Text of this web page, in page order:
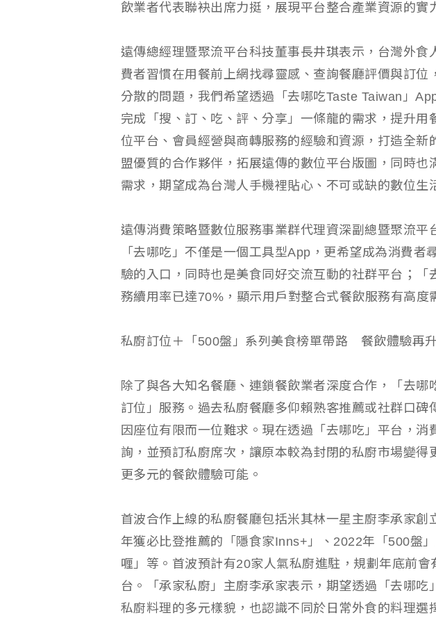
飲業者代表聯袂出席力挺，展現平台整合產業資源的實
遠傳總經理暨聚流平台科技董事長井琪表示，台灣外食
費者習慣在用餐前上網找尋靈感、查詢餐廳評價與訂位
分散的問題，我們希望透過「去哪吃Taste Taiwan」
完成「搜、訂、吃、評、分享」一條龍的需求，提升用
位平台、會員經營與商轉服務的經驗和資源，打造全新
盟優質的合作夥伴，拓展遠傳的數位平台版圖，同時也
需求，期望成為台灣人手機裡貼心、不可或缺的數位生
遠傳消費策略暨數位服務事業群代理資深副總暨聚流平
「去哪吃」不僅是一個工具型App，更希望成為消費者
驗的入口，同時也是美食同好交流互動的社群平台；「
務續用率已達70%，顯示用戶對整合式餐飲服務有高度
私廚訂位＋「500盤」系列美食榜單帶路 餐飲體驗再
除了與各大知名餐廳、連鎖餐飲業者深度合作，「去哪
訂位」服務。過去私廚餐廳多仰賴熟客推薦或社群口碑
因座位有限而一位難求。現在透過「去哪吃」平台，消
詢，並預訂私廚席次，讓原本較為封閉的私廚市場變得
更多元的餐飲體驗可能。
首波合作上線的私廚餐廳包括米其林一星主廚李承家創
年獲必比登推薦的「隱食家Inns+」、2022年「500盤
喱」等。首波預計有20家人氣私廚進駐，規劃年底前會
台。「承家私廚」主廚李承家表示，期望透過「去哪吃
私廚料理的多元樣貌，也認識不同於日常外食的料理選